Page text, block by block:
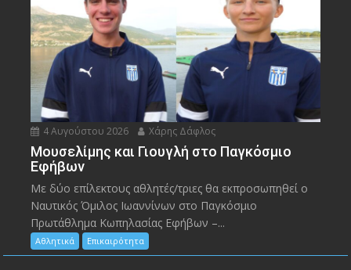
4 Αυγούστου 2026 Χάρης Δάφλος
Μουσελίμης και Γιουγλή στο Παγκόσμιο
Εφήβων
Mε δύο επίλεκτους αθλητές/τριες θα εκπροσωπηθεί ο
Ναυτικός Όμιλος Ιωαννίνων στο Παγκόσμιο
Πρωτάθλημα Κωπηλασίας Εφήβων –...
Αθλητικά Επικαιρότητα